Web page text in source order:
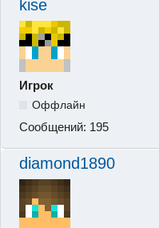
kise
Игрок
Оффлайн
Сообщений: 195
diamond1890